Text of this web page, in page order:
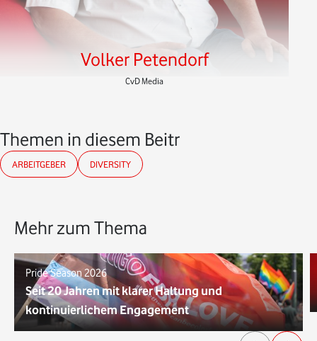
Volker Petendorf
CvD Media
Themen in diesem Beitrag
ARBEITGEBER DIVERSITY
Mehr zum Thema
Pride Season 2026
Seit 20 Jahren mit klarer Haltung und
kontinuierlichem Engagement